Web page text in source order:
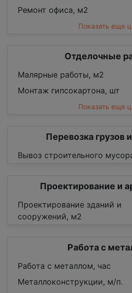
Ремонт офиса, м2
Показать еще
Отделочные
Малярные работы, м2
Монтаж гипсокартона, шт
Показать еще
Перевозка грузов
Вывоз строительного
Проектирование и
Проектирование зданий и
сооружений, м2
Работа с
Работа с металлом, час
Металлоконструкции, м/п.